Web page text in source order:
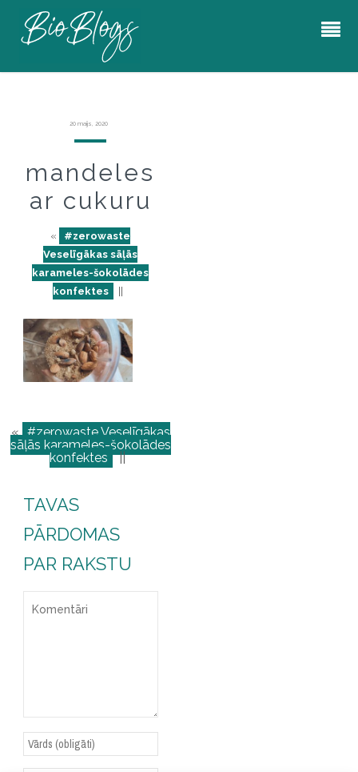
20 maijs, 2020
mandeles
ar cukuru
«
#zerowaste
Veselīgākas sāļās
karameles-šokolādes
konfektes
« #zerowaste Veselīgākas
sāļās karameles-šokolādes
konfektes ||
TAVAS
PĀRDOMAS
PAR RAKSTU